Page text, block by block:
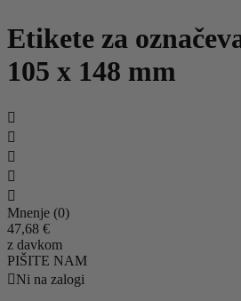
Etikete za
105 x 148 mm





Mnenje (0)
47,68 €
z davkom
PIŠITE NAM
Ni na zalogi